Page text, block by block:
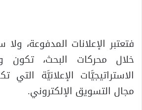
فتعتبر الإعلانات المدفوعة،
خلال محركات البحث،
الاستراتيجيَّات الإعلانيَّة
مجال التسويق الإلكتروني.